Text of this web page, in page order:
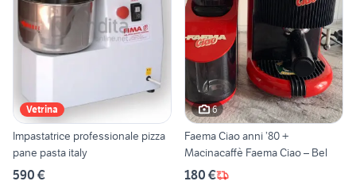
Vetrina
Impastatrice professionale pizza
pane pasta italy
590 €
6
Faema Ciao anni ’80 +
Macinacaffè Faema Ciao – Bel
180 €